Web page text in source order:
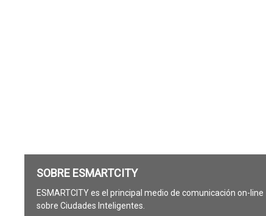
SOBRE ESMARTCITY
ESMARTCITY es el principal medio de comunicación on-line
sobre Ciudades Inteligentes.